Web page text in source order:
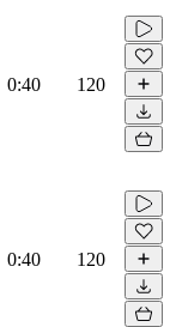
0:40 120
0:40 120